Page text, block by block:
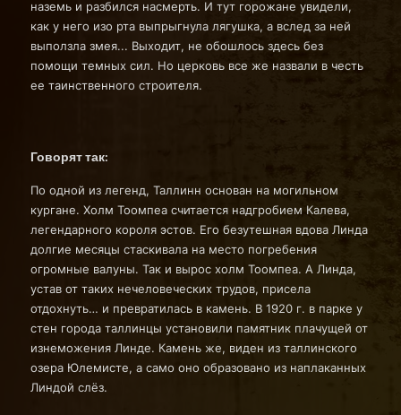
наземь и разбился насмерть. И тут горожане увидели,
как у него изо рта выпрыгнула лягушка, а вслед за ней
выползла змея... Выходит, не обошлось здесь без
помощи темных сил. Но церковь все же назвали в честь
ее таинственного строителя.
Говорят так:
По одной из легенд, Таллинн основан на могильном
кургане. Холм Тоомпеа считается надгробием Калева,
легендарного короля эстов. Его безутешная вдова Линда
долгие месяцы стаскивала на место погребения
огромные валуны. Так и вырос холм Тоомпеа. А Линда,
устав от таких нечеловеческих трудов, присела
отдохнуть… и превратилась в камень. В 1920 г. в парке у
стен города таллинцы установили памятник плачущей от
изнеможения Линде. Камень же, виден из таллинского
озера Юлемисте, а само оно образовано из наплаканных
Линдой слёз.